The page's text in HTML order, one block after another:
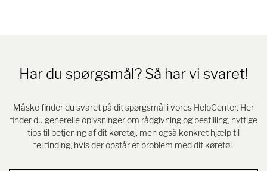
Har du spørgsmål? Så har vi svaret!
Måske finder du svaret på dit spørgsmål i vores HelpCenter. Her
finder du generelle oplysninger om rådgivning og bestilling, nyttige
tips til betjening af dit køretøj, men også konkret hjælp til
fejlfinding, hvis der opstår et problem med dit køretøj.